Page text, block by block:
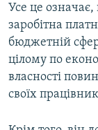
Усе це
заробітна
бюджетній
цілому по
власності
своїх